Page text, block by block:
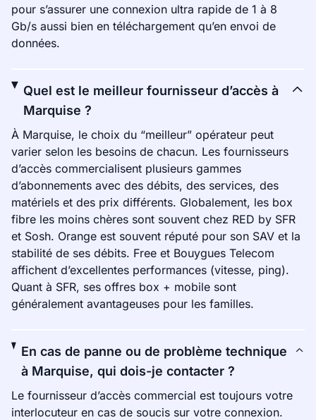
pour s’assurer une connexion ultra rapide de 1 à 8
Gb/s aussi bien en téléchargement qu’en envoi de
données.
Quel est le meilleur fournisseur d’accès à
Marquise ?
À Marquise, le choix du “meilleur” opérateur peut
varier selon les besoins de chacun. Les fournisseurs
d’accès commercialisent plusieurs gammes
d’abonnements avec des débits, des services, des
matériels et des prix différents. Globalement, les box
fibre les moins chères sont souvent chez RED by SFR
et Sosh. Orange est souvent réputé pour son SAV et la
stabilité de ses débits. Free et Bouygues Telecom
affichent d’excellentes performances (vitesse, ping).
Quant à SFR, ses offres box + mobile sont
généralement avantageuses pour les familles.
En cas de panne ou de problème technique
à Marquise, qui dois-je contacter ?
Le fournisseur d’accès commercial est toujours votre
interlocuteur en cas de soucis sur votre connexion.